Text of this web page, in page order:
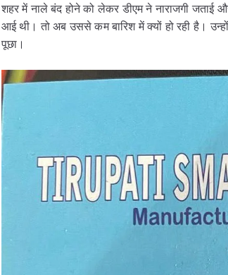
शहर में नाले बंद होने को लेकर डीएम ने नाराजगी
आई थी। तो अब उससे कम बारिश में क्यों हो रही है।
पूछा।